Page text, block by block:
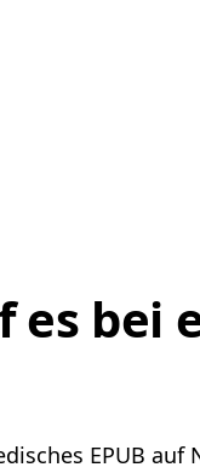
es bei
EPUB